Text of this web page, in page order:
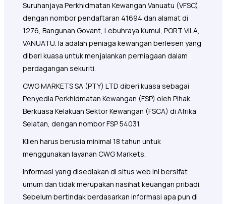
Suruhanjaya Perkhidmatan Kewangan Vanuatu (VFSC),
dengan nombor pendaftaran 41694 dan alamat di
1276, Bangunan Govant, Lebuhraya Kumul, PORT VILA,
VANUATU. Ia adalah peniaga kewangan berlesen yang
diberi kuasa untuk menjalankan perniagaan dalam
perdagangan sekuriti.
CWG MARKETS SA (PTY) LTD diberi kuasa sebagai
Penyedia Perkhidmatan Kewangan (FSP) oleh Pihak
Berkuasa Kelakuan Sektor Kewangan (FSCA) di Afrika
Selatan, dengan nombor FSP 54031.
Klien harus berusia minimal 18 tahun untuk
menggunakan layanan CWG Markets.
Informasi yang disediakan di situs web ini bersifat
umum dan tidak merupakan nasihat keuangan pribadi.
Sebelum bertindak berdasarkan informasi apa pun di